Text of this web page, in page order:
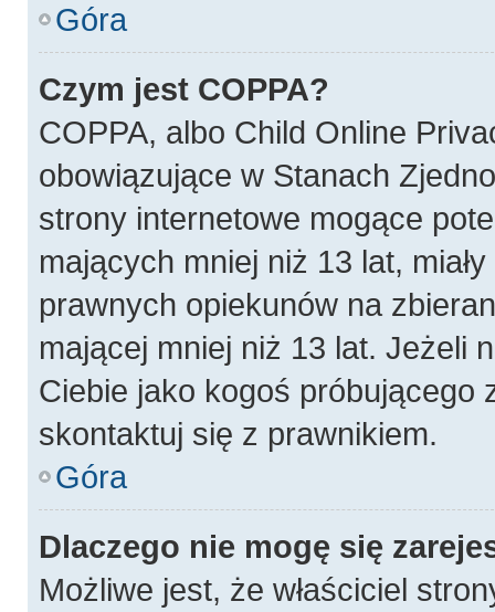
Góra
Czym jest COPPA?
COPPA, albo Child Online
obowiązujące w Stanach
strony internetowe mogące
mających mniej niż 13 lat,
prawnych opiekunów na
mającej mniej niż 13 lat. Jeżeli
Ciebie jako kogoś próbującego
skontaktuj się z prawnikiem.
Góra
Dlaczego nie mogę się
Możliwe jest, że właściciel